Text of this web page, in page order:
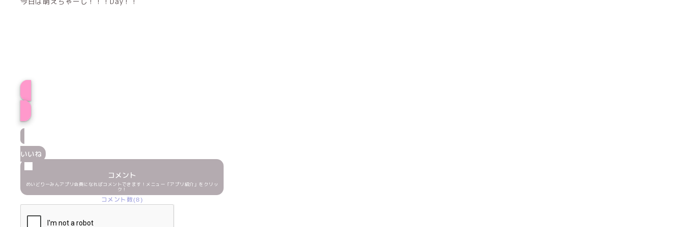
いいね
コメント
めいどりーみんアプリ会員になればコメントできます！メニュー「アプリ紹介」をクリッ
ク！
コメント数(8)